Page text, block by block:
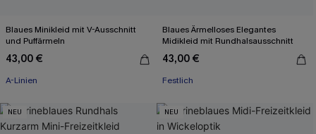
Blaues Minikleid mit V-Ausschnitt
und Puffärmeln
43,00 €
A-Linien
Blaues Ärmelloses Elegantes
Midikleid mit Rundhalsausschnitt
43,00 €
Festlich
NEU NEU